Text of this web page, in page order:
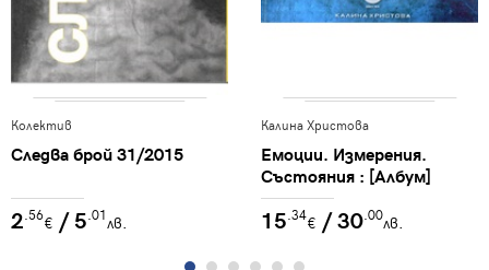
Колектив
Следва брой 31/2015
2.56€ / 5.01лв.
Калина Христова
Емоции. Измерения.
Състояния : [Албум]
15.34€ / 30.00лв.